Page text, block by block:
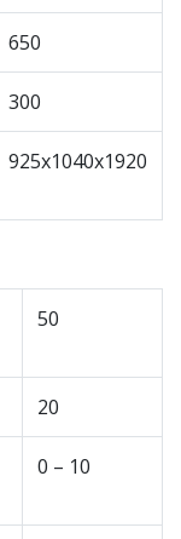
650
300
925x1040x1920
50
20
0 – 10